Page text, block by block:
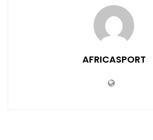
AFRICASPORT